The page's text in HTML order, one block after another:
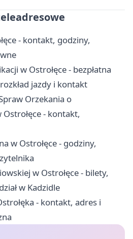
- kontakt, godziny,
w Ostrołęce - bezpłatna
jazdy i kontakt
Orzekania o
- kontakt,
w Ostrołęce - godziny,
w Ostrołęce - bilety,
w Kadzidle
- kontakt, adres i